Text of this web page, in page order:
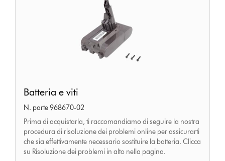
e
viti
Batteria e viti
N. parte 968670-02
Prima di acquistarla, ti raccomandiamo di seguire la nostra
procedura di risoluzione dei problemi online per assicurarti
che sia effettivamente necessario sostituire la batteria. Clicca
su Risoluzione dei problemi in alto nella pagina.